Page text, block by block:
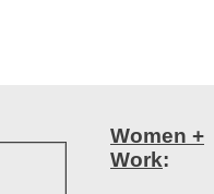
Women +
Work: